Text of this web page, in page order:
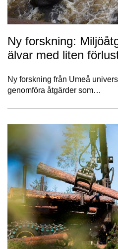
Ny forskning:
älvar med liten
Ny forskning från Umeå
genomföra åtgärder som…